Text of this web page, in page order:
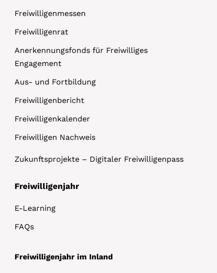
Freiwilligenmessen
Freiwilligenrat
Anerkennungsfonds für Freiwilliges
Engagement
Aus- und Fortbildung
Freiwilligenbericht
Freiwilligenkalender
Freiwilligen Nachweis
Zukunftsprojekte – Digitaler Freiwilligenpass
Freiwilligenjahr
E-Learning
FAQs
Freiwilligenjahr im Inland